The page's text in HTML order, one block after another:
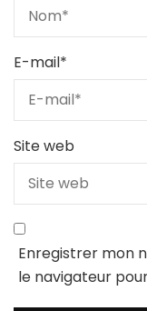
E-mail*
Site web
Enregistrer mon
le navigateur